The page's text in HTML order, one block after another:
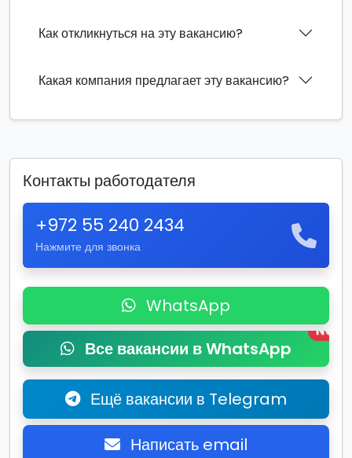
Как откликнуться на эту вакансию?
Какая компания предлагает эту вакансию?
Контакты работодателя
+972 55 240 2434
Нажмите для звонка
WhatsApp
Все вакансии в WhatsApp
New
Ещё вакансии в Telegram
Написать email